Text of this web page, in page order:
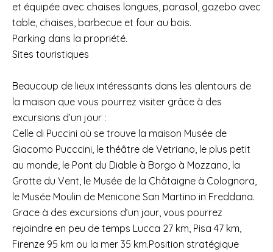
et équipée avec chaises longues, parasol, gazebo avec
table, chaises, barbecue et four au bois.
Parking dans la propriété.
Sites touristiques
Beaucoup de lieux intéressants dans les alentours de
la maison que vous pourrez visiter grâce à des
excursions d’un jour :
Celle di Puccini où se trouve la maison Musée de
Giacomo Pucccini, le théâtre de Vetriano, le plus petit
au monde, le Pont du Diable à Borgo à Mozzano, la
Grotte du Vent, le Musée de la Châtaigne à Colognora,
le Musée Moulin de Menicone San Martino in Freddana.
Grace à des excursions d’un jour, vous pourrez
rejoindre en peu de temps Lucca 27 km, Pisa 47 km,
Firenze 95 km ou la mer 35 km.Position stratégique